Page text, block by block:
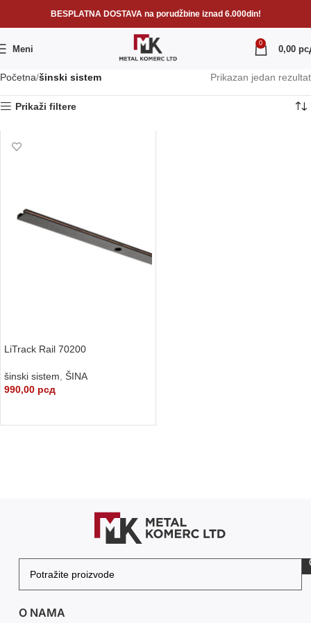
BESPLATNA DOSTAVA na porudžbine iznad 6.000din!
Meni
0
0,00
Početna šinski sistem Prikazan jedan rezultat
Prikaži filtere
LiTrack Rail 70200
šinski sistem ŠINA
990,00 рсд
O NAMA